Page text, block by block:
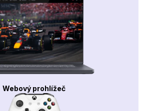
Webový prohlížeč